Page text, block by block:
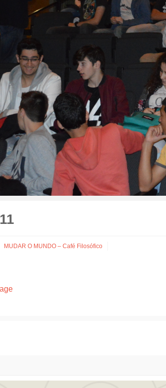
MUDAR O MUNDO – Café Filosófico